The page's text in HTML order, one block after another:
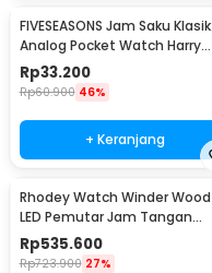
FIVESEASONS Jam Saku Klasik
Analog Pocket Watch Harry
Potter Edition - HQ8048
Rp33.200
Rp60.900 46%
+ Keranjang
Rhodey Watch Winder Wood
LED Pemutar Jam Tangan
Otomatis 3 Slot - SKW167
Rp535.600
Rp723.900 27%